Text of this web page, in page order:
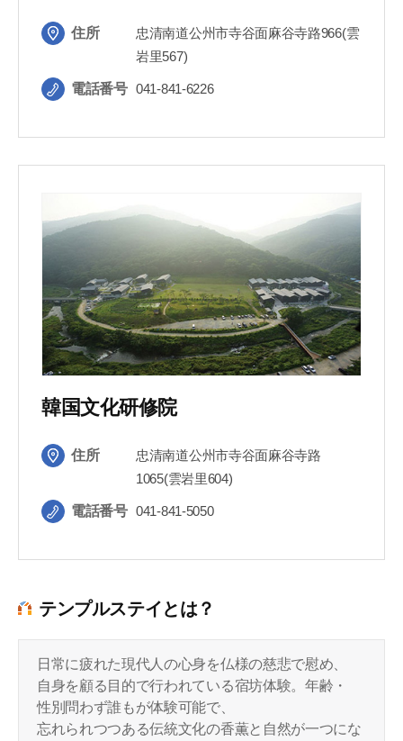
住所
忠清南道公州市寺谷面麻谷寺路966(雲
岩里567)
電話番号 041-841-6226
韓国文化研修院
住所
忠清南道公州市寺谷面麻谷寺路
1065(雲岩里604)
電話番号 041-841-5050
テンプルステイとは？
日常に疲れた現代人の心身を仏様の慈悲で慰め、
自身を顧る目的で行われている宿坊体験。年齢・
性別問わず誰もが体験可能で、
忘れられつつある伝統文化の香薫と自然が一つにな